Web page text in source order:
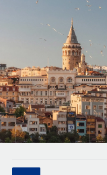
Zzp'ers internationaal
PEO
Ingewikkelde HR-
INFRASTRUCTUUR
Remote Embedded
HR naadloos in
Platform
Ingebouwde
GROEIFASE
Start-ups
Flexibele global HR
bedrijven
Mid-market
Teams uitbreiden met
Enterprise
Global HR voor grote
WERK MET ONS SAMEN
Betalingscalculator
Ontdek valuta-opties
internationale zzp'ers
LEREN MET REMOTE
Onderzoek en gidsen
Casestudy's
HR-woordenlijst
Checklists en templates
Deutsch
Español
Italiano
Português (Portugal)
日本語